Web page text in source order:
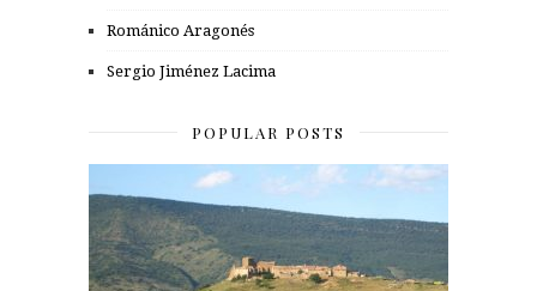
Románico Aragonés
Sergio Jiménez Lacima
POPULAR POSTS